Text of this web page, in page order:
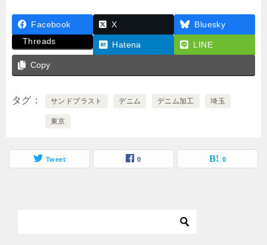
c
e
b
o
k
tt
er
e
Facebook X
Bluesky
Threads
Hatena LINE
Copy
タグ サンドブラスト デニム デニム加工 埼玉
東京
Tweet 0 0